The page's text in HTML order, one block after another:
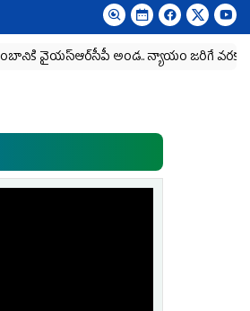
అండ.. న్యాయం జరిగే వరకు పోరాటం